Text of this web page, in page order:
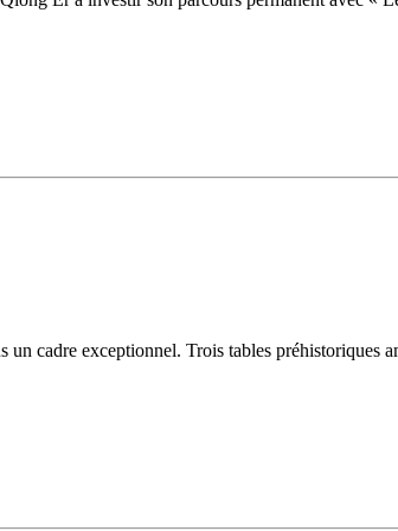
cadre exceptionnel. Trois tables préhistoriques